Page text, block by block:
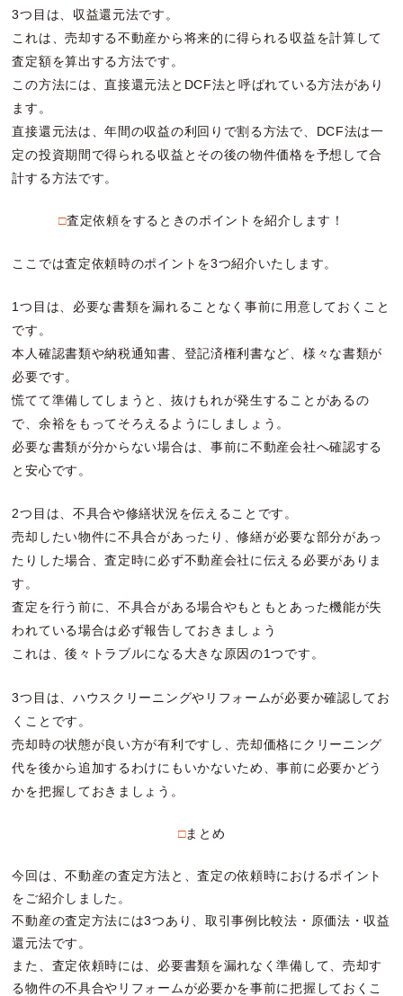
3つ目は、収益還元法です。
これは、売却する不動産から将来的に得られる収益を計算して
査定額を算出する方法です。
この方法には、直接還元法とDCF法と呼ばれている方法があり
ます。
直接還元法は、年間の収益の利回りで割る方法で、DCF法は一
定の投資期間で得られる収益とその後の物件価格を予想して合
計する方法です。
□査定依頼をするときのポイントを紹介します！
ここでは査定依頼時のポイントを3つ紹介いたします。
1つ目は、必要な書類を漏れることなく事前に用意しておくこと
です。
本人確認書類や納税通知書、登記済権利書など、様々な書類が
必要です。
慌てて準備してしまうと、抜けもれが発生することがあるの
で、余裕をもってそろえるようにしましょう。
必要な書類が分からない場合は、事前に不動産会社へ確認する
と安心です。
2つ目は、不具合や修繕状況を伝えることです。
売却したい物件に不具合があったり、修繕が必要な部分があっ
たりした場合、査定時に必ず不動産会社に伝える必要がありま
す。
査定を行う前に、不具合がある場合やもともとあった機能が失
われている場合は必ず報告しておきましょう
これは、後々トラブルになる大きな原因の1つです。
3つ目は、ハウスクリーニングやリフォームが必要か確認してお
くことです。
売却時の状態が良い方が有利ですし、売却価格にクリーニング
代を後から追加するわけにもいかないため、事前に必要かどう
かを把握しておきましょう。
□まとめ
今回は、不動産の査定方法と、査定の依頼時におけるポイント
をご紹介しました。
不動産の査定方法には3つあり、取引事例比較法・原価法・収益
還元法です。
また、査定依頼時には、必要書類を漏れなく準備して、売却す
る物件の不具合やリフォームが必要かを事前に把握しておくこ